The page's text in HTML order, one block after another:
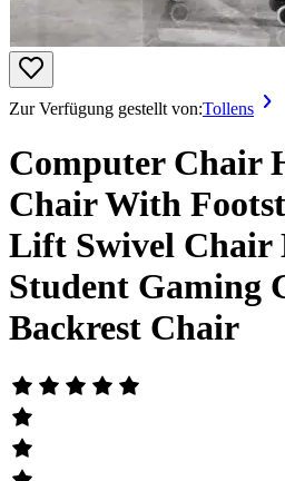
Zur Verfügung gestellt von:Tollens
Computer Chair
Chair With
Lift Swivel Chair
Student Gaming
Backrest Chair